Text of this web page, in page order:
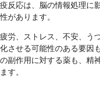
疫反応は、脳の情報処理に
性があります。
疲労、ストレス、不安、う
化させる可能性のある要因
の副作用に対する薬も、精
ます。